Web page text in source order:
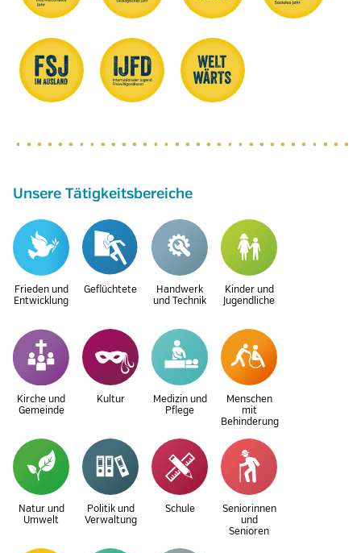
Unsere Tätigkeitsbereiche
Frieden und
Entwicklung
Geflüchtete
Handwerk
und Technik
Kinder und
Jugendliche
Kirche und
Gemeinde
Kultur
Medizin und
Pflege
Menschen
mit
Behinderung
Natur und
Umwelt
Politik und
Verwaltung
Schule
Seniorinnen
und
Senioren